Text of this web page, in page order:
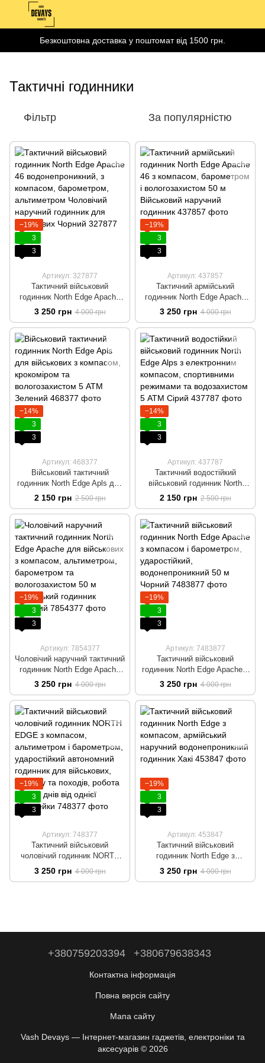
Безкоштовна доставка у поштомат від 1500 грн.
Тактичні годинники
Фільтр За популярністю
−19%
3
3
Артикул: 327877
Тактичний військовий
годинник North Edge Apache
46 водонепроникний, з
компасом, барометром,
альтиметром Чоловічий
наручний годинник для
військових Чорний
3 250 грн 4 000 грн
−19%
3
3
Артикул: 437857
Тактичний армійський
годинник North Edge Apache
46 з компасом, барометром і
вологозахистом 50 м
Військовий наручний годинник
3 250 грн 4 000 грн
−14%
3
3
Артикул: 468377
Військовий тактичний
годинник North Edge Apls для
військових з компасом,
крокоміром та вологозахистом
5 ATM Зелений
2 150 грн 2 500 грн
−14%
3
3
Артикул: 437787
Тактичний водостійкий
військовий годинник North
Edge Alps з електронним
компасом, спортивними
режимами та водозахистом 5
ATM Сірий
2 150 грн 2 500 грн
−19%
3
3
Артикул: 7854377
Чоловічий наручний тактичний
годинник North Edge Apache
для військових з компасом,
альтиметром, барометром та
вологозахистом 50 м
Армійський годинник Зелений
3 250 грн 4 000 грн
−19%
3
3
Артикул: 7483877
Тактичний військовий
годинник North Edge Apache з
компасом і барометром,
ударостійкий,
водонепроникний 50 м Чорний
3 250 грн 4 000 грн
−19%
3
3
Артикул: 748377
Тактичний військовий
чоловічий годинник NORTH
EDGE з компасом,
альтиметром і барометром,
3 250 грн 4 000 грн
−19%
3
3
Артикул: 453847
Тактичний військовий
годинник North Edge з
компасом, армійський
наручний водонепроникний
3 250 грн 4 000 грн
+380759203394 +380679638343
Контактна інформація
Повна версія сайту
Мапа сайту
Vash Devays — Інтернет-магазин гаджетів, електроніки та
аксесуарів © 2026